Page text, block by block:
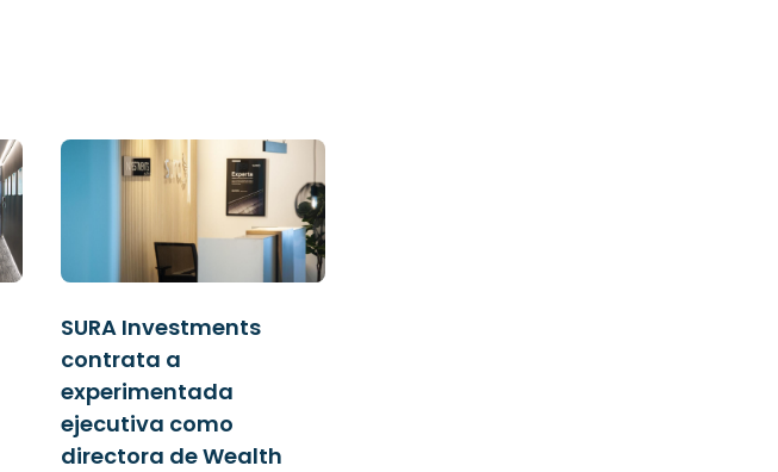
SURA Investments
contrata a
experimentada
ejecutiva como
directora de Wealth